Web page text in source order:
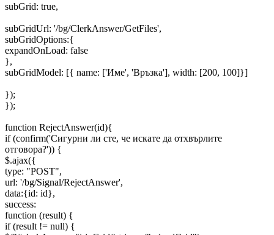
subGrid: true,
subGridUrl: '/bg/ClerkAnswer/GetFiles',
subGridOptions:{
expandOnLoad: false
},
subGridModel: [{ name: ['Име', 'Връзка'], width: [200, 100]}]
});
});
function RejectAnswer(id){
if (confirm('Сигурни ли сте, че искате да отхвърлите
отговора?')) {
$.ajax({
type: "POST",
url: '/bg/Signal/RejectAnswer',
data:{id: id},
success:
function (result) {
if (result != null) {